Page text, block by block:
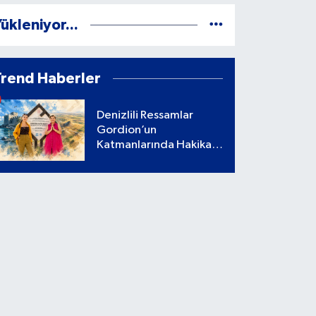
Haberler
Denizlili Ressamlar
Gordion’un
Katmanlarında Hakikati